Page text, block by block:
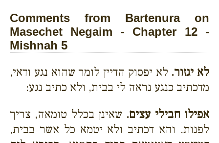
Comments from Bartenura on
Masechet Negaim - Chapter 12 -
Mishnah 5
לא יגזור. לא יפסוק הדיין לומר שהוא נגע ודאי,
מדכתיב כנגע נראה לי בבית, ולא כתיב נגע:
אפילו חבילי עצים. שאינן בכלל טומאה, צריך
לפנות. והא דכתיב ולא יטמא כל אשר בבית,